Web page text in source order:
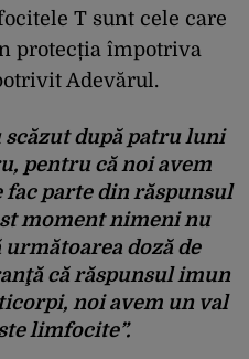
T sunt cele care
protecția împotriva
Adevărul.
după patru luni
pentru că noiavem
fac parte din răspunsul
moment nimeni nu
doză de
că răspunsul imun
noi avem un val
limfocite”.